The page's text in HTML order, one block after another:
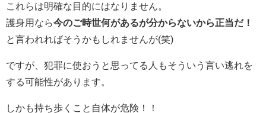
これらは明確な目的にはなりません。
護身用なら今のご時世何があるが分からないから正当だ！
と言われればそうかもしれませんが(笑)
ですが、犯罪に使おうと思ってる人もそういう言い逃れを
する可能性があります。
しかも持ち歩くこと自体が危険！！